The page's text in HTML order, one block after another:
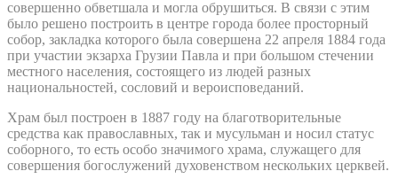
совершенно обветшала и могла обрушиться. В связи с этим
было решено построить в центре города более просторный
собор, закладка которого была совершена 22 апреля 1884 года
при участии экзарха Грузии Павла и при большом стечении
местного населения, состоящего из людей разных
национальностей, сословий и вероисповеданий.
Храм был построен в 1887 году на благотворительные
средства как православных, так и мусульман и носил статус
соборного, то есть особо значимого храма, служащего для
совершения богослужений духовенством нескольких церквей.